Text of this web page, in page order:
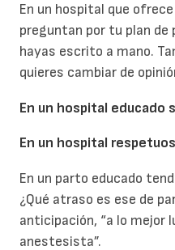
En un hospital que
preguntan por tu plan de
hayas escrito a mano.
quieres cambiar de
En un hospital educado
En un hospital
En un parto educado
¿Qué atraso es ese de
anticipación, “a lo mejor
anestesista”.